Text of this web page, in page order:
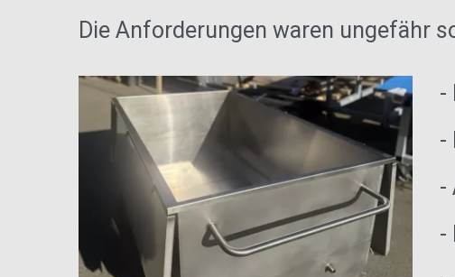
Die Anforderungen waren ungefähr
-
-
-
-